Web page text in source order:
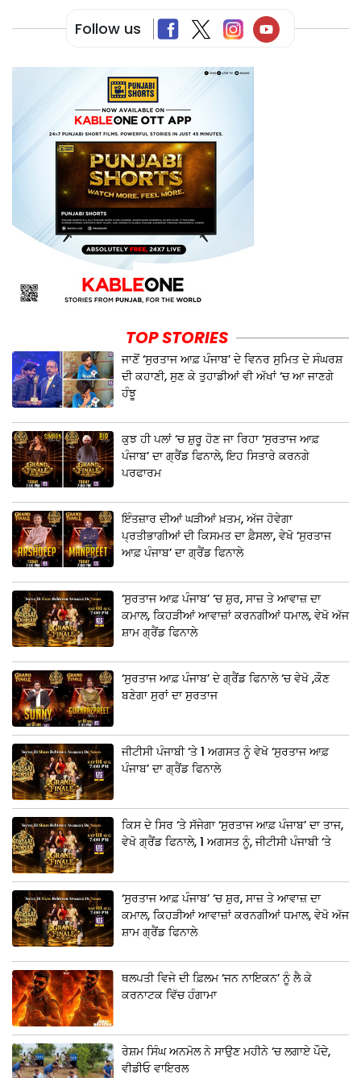
Follow us
TOP STORIES
ਜਾਣੋਂ ‘ਸੁਰਤਾਜ ਆਫ਼ ਪੰਜਾਬ’ ਦੇ ਵਿਨਰ ਸੁਮਿਤ ਦੇ ਸੰਘਰਸ਼
ਦੀ ਕਹਾਣੀ, ਸੁਣ ਕੇ ਤੁਹਾਡੀਆਂ ਵੀ ਅੱਖਾਂ ‘ਚ ਆ ਜਾਣਗੇ
ਹੰਝੂ
ਕੁਝ ਹੀ ਪਲਾਂ ‘ਚ ਸ਼ੁਰੂ ਹੋਣ ਜਾ ਰਿਹਾ ‘ਸੁਰਤਾਜ ਆਫ਼
ਪੰਜਾਬ’ ਦਾ ਗ੍ਰੈਂਡ ਫਿਨਾਲੇ, ਇਹ ਸਿਤਾਰੇ ਕਰਨਗੇ
ਪਰਫਾਰਮ
ਇੰਤਜ਼ਾਰ ਦੀਆਂ ਘੜੀਆਂ ਖ਼ਤਮ, ਅੱਜ ਹੋਵੇਗਾ
ਪ੍ਰਤੀਭਾਗੀਆਂ ਦੀ ਕਿਸਮਤ ਦਾ ਫ਼ੈਸਲਾ, ਵੇਖੋ ‘ਸੁਰਤਾਜ
ਆਫ਼ ਪੰਜਾਬ’ ਦਾ ਗ੍ਰੈਂਡ ਫਿਨਾਲੇ
‘ਸੁਰਤਾਜ ਆਫ਼ ਪੰਜਾਬ’ ‘ਚ ਸ਼ੁਰ, ਸਾਜ਼ ਤੇ ਆਵਾਜ਼ ਦਾ
ਕਮਾਲ, ਕਿਹੜੀਆਂ ਆਵਾਜ਼ਾਂ ਕਰਨਗੀਆਂ ਧਮਾਲ, ਵੇਖੋ ਅੱਜ
ਸ਼ਾਮ ਗ੍ਰੈਂਡ ਫਿਨਾਲੇ
‘ਸੁਰਤਾਜ ਆਫ਼ ਪੰਜਾਬ’ ਦੇ ਗ੍ਰੈਂਡ ਫਿਨਾਲੇ ‘ਚ ਵੇਖੋ ,ਕੌਣ
ਬਣੇਗਾ ਸੁਰਾਂ ਦਾ ਸੁਰਤਾਜ
ਜੀਟੀਸੀ ਪੰਜਾਬੀ ‘ਤੇ 1 ਅਗਸਤ ਨੂੰ ਵੇਖੋ ‘ਸੁਰਤਾਜ ਆਫ਼
ਪੰਜਾਬ’ ਦਾ ਗ੍ਰੈਂਡ ਫਿਨਾਲੇ
ਕਿਸ ਦੇ ਸਿਰ ‘ਤੇ ਸੱਜੇਗਾ ‘ਸੁਰਤਾਜ ਆਫ਼ ਪੰਜਾਬ’ ਦਾ ਤਾਜ,
ਵੇਖੋ ਗ੍ਰੈਂਡ ਫਿਨਾਲੇ, 1 ਅਗਸਤ ਨੂੰ, ਜੀਟੀਸੀ ਪੰਜਾਬੀ ‘ਤੇ
‘ਸੁਰਤਾਜ ਆਫ਼ ਪੰਜਾਬ’ ‘ਚ ਸ਼ੁਰ, ਸਾਜ਼ ਤੇ ਆਵਾਜ਼ ਦਾ
ਕਮਾਲ, ਕਿਹੜੀਆਂ ਆਵਾਜ਼ਾਂ ਕਰਨਗੀਆਂ ਧਮਾਲ, ਵੇਖੋ ਅੱਜ
ਸ਼ਾਮ ਗ੍ਰੈਂਡ ਫਿਨਾਲੇ
ਥਲਪਤੀ ਵਿਜੇ ਦੀ ਫ਼ਿਲਮ ‘ਜਨ ਨਾਇਕਨ’ ਨੂੰ ਲੈ ਕੇ
ਕਰਨਾਟਕ ਵਿੱਚ ਹੰਗਾਮਾ
ਰੇਸ਼ਮ ਸਿੰਘ ਅਨਮੋਲ ਨੇ ਸਾਉਣ ਮਹੀਨੇ ‘ਚ ਲਗਾਏ ਪੌਦੇ,
ਵੀਡੀਓ ਵਾਇਰਲ